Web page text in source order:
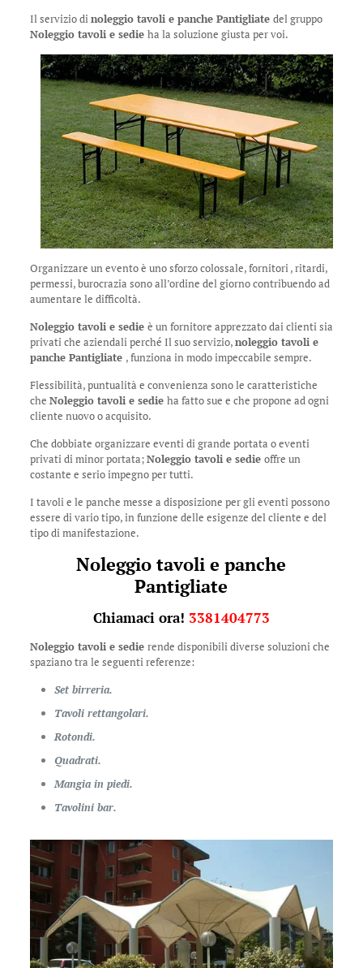
Il servizio dinoleggio tavoli e panche Pantigliate del gruppo
Noleggio tavoli e sedie ha la soluzione giusta per voi.
Organizzare un evento è uno sforzo colossale, fornitori , ritardi,
permessi, burocrazia sono all’ordine del giorno contribuendo ad
aumentare le difficoltà.
Noleggio tavoli e sedie è un fornitore apprezzato dai clienti sia
privati che aziendali perché Il suo servizio,noleggio tavoli e
panche Pantigliate , funziona in modo impeccabile sempre.
Flessibilità, puntualità e convenienza sono le caratteristiche
che Noleggio tavoli e sedie ha fatto sue e che propone ad ogni
cliente nuovo o acquisito.
Che dobbiate organizzare eventi di grande portata o eventi
privati di minor portata;Noleggio tavoli e sedie offre un
costante e serio impegno per tutti.
I tavoli e le panche messe a disposizione per gli eventi possono
essere di vario tipo, in funzione delle esigenze del cliente e del
tipo di manifestazione.
Noleggio tavoli e panche
Pantigliate
Chiamaci ora! 3381404773
Noleggio tavoli e sedie rende disponibili diverse soluzioni che
spaziano tra le seguenti referenze:
Set birreria.
Tavoli rettangolari.
Rotondi.
Quadrati.
Mangia in piedi.
Tavolini bar.